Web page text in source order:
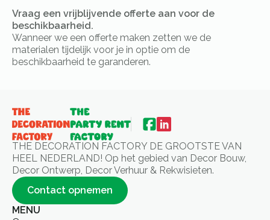
Vraag een vrijblijvende offerte aan voor de
beschikbaarheid.
Wanneer we een offerte maken zetten we de
materialen tijdelijk voor je in optie om de
beschikbaarheid te garanderen.
THE DECORATION FACTORY DE GROOTSTE VAN
HEEL NEDERLAND! Op het gebied van Decor Bouw,
Decor Ontwerp, Decor Verhuur & Rekwisieten.
Contact opnemen
MENU